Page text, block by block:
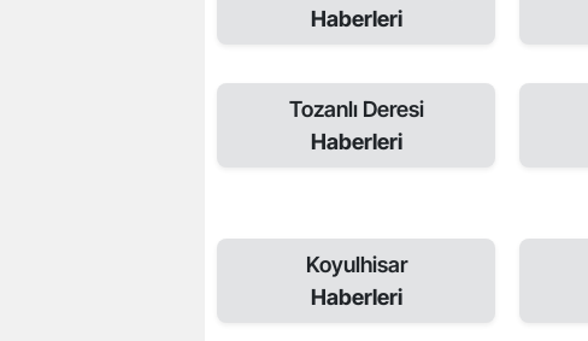
Haberleri
Tozanlı Deresi
Haberleri
Koyulhisar
Haberleri